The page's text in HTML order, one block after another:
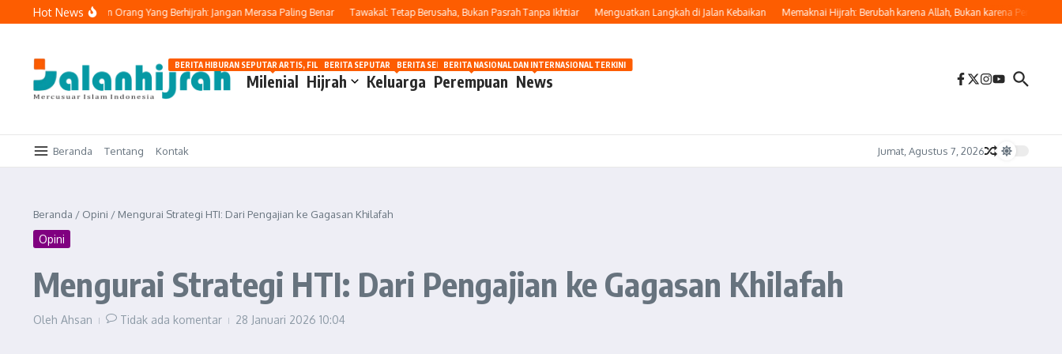
Lewati ke konten
Hot News
Buya Yahya Ingatkan Orang Yang Berhijrah: Jangan Merasa Paling Benar Tawakal: Tetap Berusaha, Bukan Pasrah Tanpa Ikhtiar Menguatkan Langkah di Jalan Kebaikan Memaknai Hijrah: Berubah karena Allah, Bukan karena Penilaian
Milenial
BERITA HIBURAN SEPUTAR ARTIS, FILM, DAN GOSIP
Hijrah Keluarga
BERITA SEPUTAR OTOMOTIF HARI INI
Perempuan
BERITA SEPUTAR KECANTIKAN WANITA
News
BERITA NASIONAL DAN INTERNASIONAL TERKINI
Beranda Tentang Kontak Jumat, Agustus 7, 2026
Beranda / Opini / Mengurai Strategi HTI: Dari Pengajian ke Gagasan Khilafah
Opini
Mengurai Strategi HTI: Dari Pengajian ke Gagasan Khilafah
Oleh Ahsan Tidak ada komentar 28 Januari 2026 10:04